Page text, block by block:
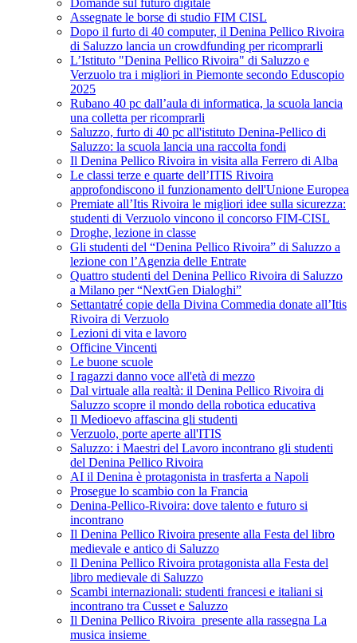
Domande sul futuro digitale
Assegnate le borse di studio FIM CISL
Dopo il furto di 40 computer, il Denina Pellico Rivoira
di Saluzzo lancia un crowdfunding per ricomprarli
L’Istituto "Denina Pellico Rivoira" di Saluzzo e
Verzuolo tra i migliori in Piemonte secondo Eduscopio
2025
Rubano 40 pc dall’aula di informatica, la scuola lancia
una colletta per ricomprarli
Saluzzo, furto di 40 pc all'istituto Denina-Pellico di
Saluzzo: la scuola lancia una raccolta fondi
Il Denina Pellico Rivoira in visita alla Ferrero di Alba
Le classi terze e quarte dell’ITIS Rivoira
approfondiscono il funzionamento dell'Unione Europea
Premiate all’Itis Rivoira le migliori idee sulla sicurezza:
studenti di Verzuolo vincono il concorso FIM-CISL
Droghe, lezione in classe
Gli studenti del “Denina Pellico Rivoira” di Saluzzo a
lezione con l’Agenzia delle Entrate
Quattro studenti del Denina Pellico Rivoira di Saluzzo
a Milano per “NextGen Dialoghi”
Settantatré copie della Divina Commedia donate all’Itis
Rivoira di Verzuolo
Lezioni di vita e lavoro
Officine Vincenti
Le buone scuole
I ragazzi danno voce all'età di mezzo
Dal virtuale alla realtà: il Denina Pellico Rivoira di
Saluzzo scopre il mondo della robotica educativa
Il Medioevo affascina gli studenti
Verzuolo, porte aperte all'ITIS
Saluzzo: i Maestri del Lavoro incontrano gli studenti
del Denina Pellico Rivoira
AI il Denina è protagonista in trasferta a Napoli
Prosegue lo scambio con la Francia
Denina-Pellico-Rivoira: dove talento e futuro si
incontrano
Il Denina Pellico Rivoira presente alla Festa del libro
medievale e antico di Saluzzo
Il Denina Pellico Rivoira protagonista alla Festa del
libro medievale di Saluzzo
Scambi internazionali: studenti francesi e italiani si
incontrano tra Cusset e Saluzzo
Il Denina Pellico Rivoira presente alla rassegna La
musica insieme